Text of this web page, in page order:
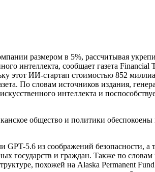
размером в 5%, рассчитывая
интеллекта, сообщает газета
этот ИИ-стартап стоимостью 852
По словам источников издания,
интеллекта и
общество и политики
5.6 из соображений безопасности, а
государств и граждан. Также по
похожей на Alaska Permanent